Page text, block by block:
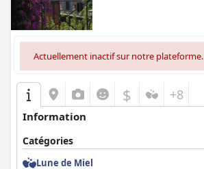
Actuellement inactif sur notre plateforme.
$ +8
Information
Catégories
Lune de Miel